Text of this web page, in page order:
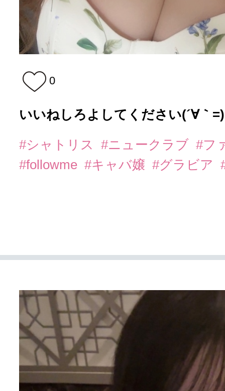
0
いいねしろよしてください(´∀｀=)
#シャトリス #ニュークラブ #フ
#followme #キャバ嬢 #グラビア